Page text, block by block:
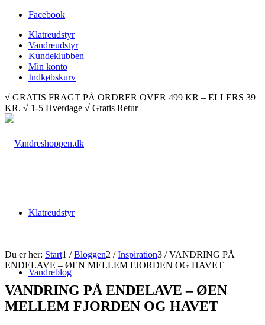
Facebook
Klatreudstyr
Vandreudstyr
Kundeklubben
Min konto
Indkøbskurv
√ GRATIS FRAGT PÅ ORDRER OVER 499 KR – ELLERS 39
KR. √ 1-5 Hverdage √ Gratis Retur
Klatreudstyr
Vandreblog
Du er her: Start1 / Bloggen2 / Inspiration3 / VANDRING PÅ
ENDELAVE – ØEN MELLEM FJORDEN OG HAVET
VANDRING PÅ ENDELAVE – ØEN
MELLEM FJORDEN OG HAVET